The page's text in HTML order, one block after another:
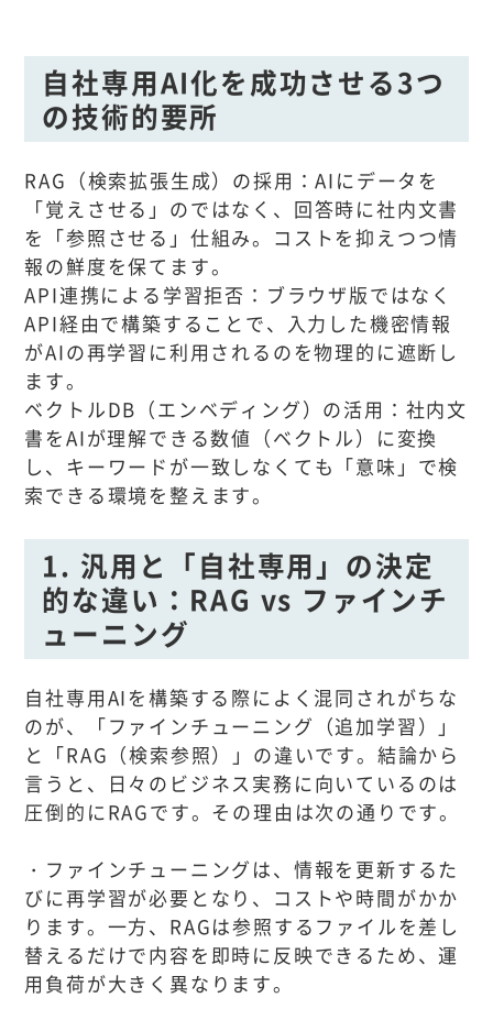
自社専用AI化を成功させる3つ
の技術的要所
RAG（検索拡張生成）の採用：AIにデータを
「覚えさせる」のではなく、回答時に社内文書
を「参照させる」仕組み。コストを抑えつつ情
報の鮮度を保てます。
API連携による学習拒否：ブラウザ版ではなく
API経由で構築することで、入力した機密情報
がAIの再学習に利用されるのを物理的に遮断し
ます。
ベクトルDB（エンベディング）の活用：社内文
書をAIが理解できる数値（ベクトル）に変換
し、キーワードが一致しなくても「意味」で検
索できる環境を整えます。
1. 汎用と「自社専用」の決定
的な違い：RAG vs ファインチ
ューニング
自社専用AIを構築する際によく混同されがちな
のが、「ファインチューニング（追加学習）」
と「RAG（検索参照）」の違いです。結論から
言うと、日々のビジネス実務に向いているのは
圧倒的にRAGです。その理由は次の通りです。
・ファインチューニングは、情報を更新するた
びに再学習が必要となり、コストや時間がかか
ります。一方、RAGは参照するファイルを差し
替えるだけで内容を即時に反映できるため、運
用負荷が大きく異なります。